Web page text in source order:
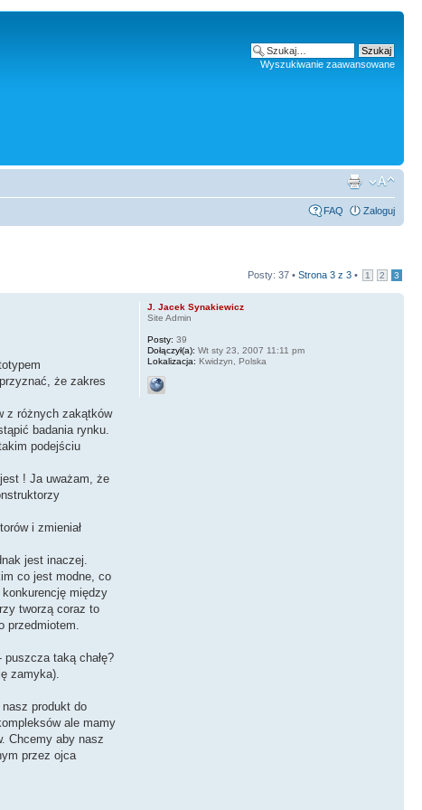
Wyszukiwanie zaawansowane
FAQ Zaloguj
Posty: 37 • Strona 3 z 3 • 1 2 3
że zakres
z różnych zakątków
badania rynku.
podejściu
! Ja uważam, że
i zmieniał
jest inaczej.
co jest modne, co
między
tworzą coraz to
przedmiotem.
taką chałę?
zamyka).
produkt do
ale mamy
Chcemy aby nasz
przez ojca
J. Jacek Synakiewicz
Site Admin
Posty: 39
Dołączył(a): Wt sty 23, 2007 11:11 pm
Lokalizacja: Kwidzyn, Polska